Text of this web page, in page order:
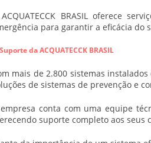
BRASIL oferece
para garantir a eficácia do
da ACQUATECCK BRASIL
mais de 2.800 sistemas instalados
de sistemas de prevenção e
conta com uma equipe
suporte completo aos seus